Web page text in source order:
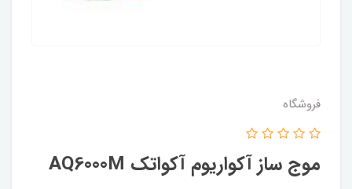
فروشگاه
موج ساز آکواریوم آکواتک AQ6000M